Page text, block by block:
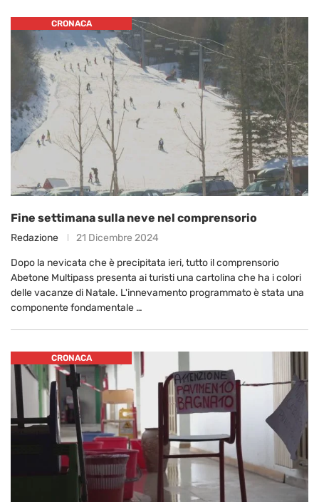
CRONACA
Fine settimana sulla neve nel comprensorio
Redazione 21 Dicembre 2024
Dopo la nevicata che è precipitata ieri, tutto il comprensorio
Abetone Multipass presenta ai turisti una cartolina che ha i colori
delle vacanze di Natale. L'innevamento programmato è stata una
componente fondamentale …
CRONACA